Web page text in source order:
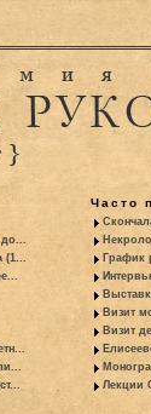
(1...
Часто
График
Визит
Визит
Лекции